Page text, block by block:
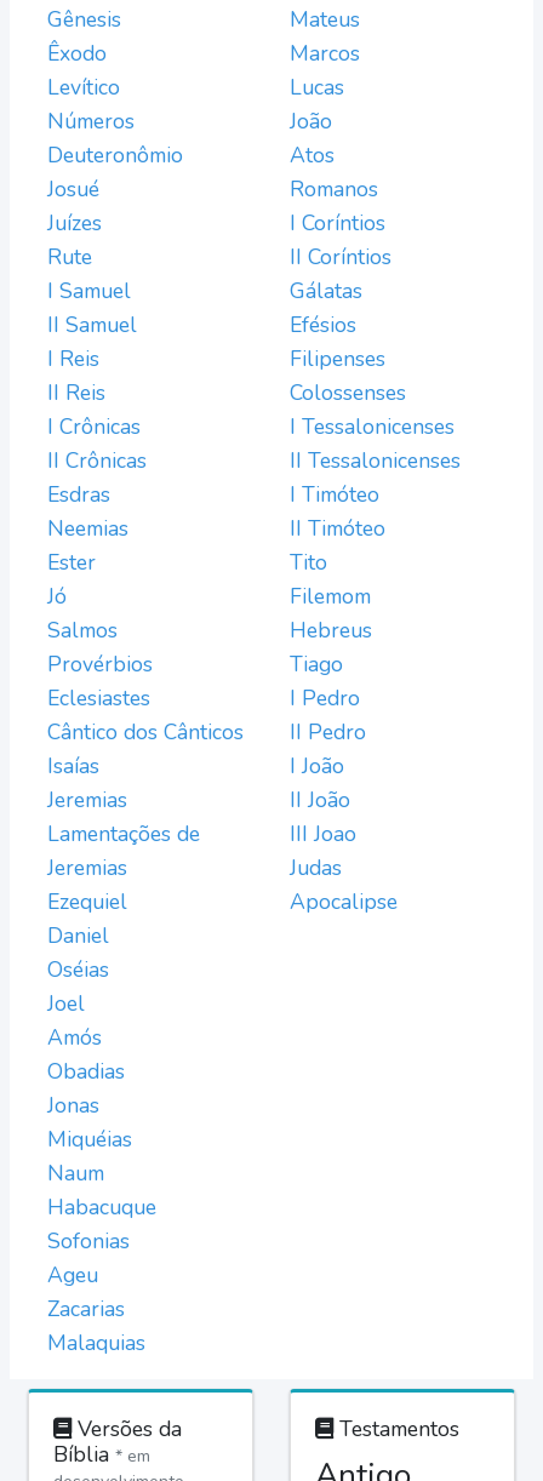
Gênesis
Êxodo
Levítico
Números
Deuteronômio
Josué
Juízes
Rute
I Samuel
II Samuel
I Reis
II Reis
I Crônicas
II Crônicas
Esdras
Neemias
Ester
Jó
Salmos
Provérbios
Eclesiastes
Cântico dos Cânticos
Isaías
Jeremias
Lamentações de
Jeremias
Ezequiel
Daniel
Oséias
Joel
Amós
Obadias
Jonas
Miquéias
Naum
Habacuque
Sofonias
Ageu
Zacarias
Malaquias
Mateus
Marcos
Lucas
João
Atos
Romanos
I Coríntios
II Coríntios
Gálatas
Efésios
Filipenses
Colossenses
I Tessalonicenses
II Tessalonicenses
I Timóteo
II Timóteo
Tito
Filemom
Hebreus
Tiago
I Pedro
II Pedro
I João
II João
III Joao
Judas
Apocalipse
Versões da
Bíblia * em
Testamentos